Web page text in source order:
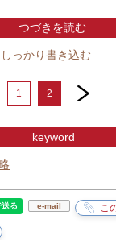
つづきを読む
っかり書き込む
1 2
next
keyword
e-mail